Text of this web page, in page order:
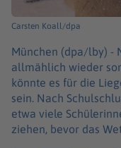
Carsten Koall/dpa
München (dpa/lby) -
allmählich wieder
könnte es für die
sein. Nach
etwa viele
ziehen, bevor das